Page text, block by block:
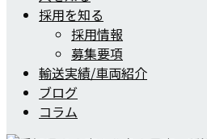
採用を知る
採用情報
募集要項
輸送実績/車両紹介
ブログ
コラム